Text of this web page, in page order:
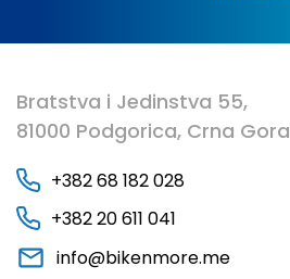
Bratstva i Jedinstva 55,
81000 Podgorica, Crna Gora
+382 68 182 028
+382 20 611 041
info@bikenmore.me